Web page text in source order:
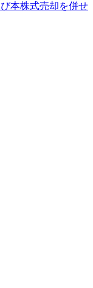
本株式売却を併せ